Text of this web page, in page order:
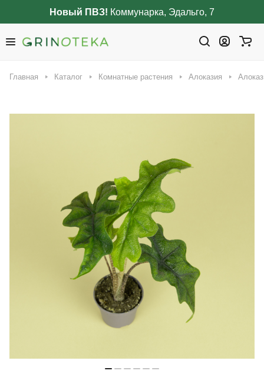
Новый ПВЗ! Коммунарка, Эдальго, 7
Главная Каталог Комнатные растения Алоказия